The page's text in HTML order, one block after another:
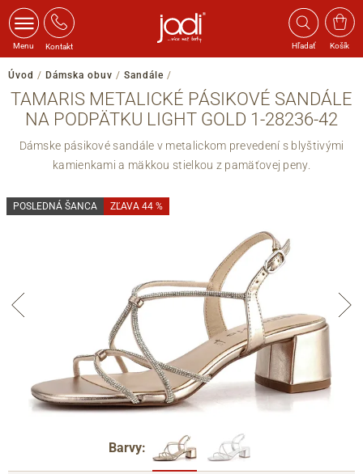
Menu Kontakt Hľadať Košík
Úvod / Dámska obuv / Sandále /
TAMARIS METALICKÉ PÁSIKOVÉ SANDÁLE
NA PODPÄTKU LIGHT GOLD 1-28236-42
Dámske pásikové sandále v metalickom prevedení s blyštivými
kamienkami a mäkkou stielkou z pamäťovej peny.
POSLEDNÁ ŠANCA ZĽAVA 44 %
Barvy: